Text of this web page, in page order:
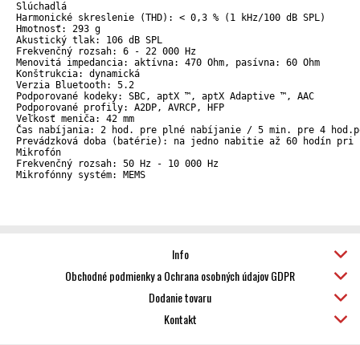
Slúchadlá
Harmonické skreslenie (THD): < 0,3 % (1 kHz/100 dB SPL)
Hmotnosť: 293 g
Akustický tlak: 106 dB SPL
Frekvenčný rozsah: 6 - 22 000 Hz
Menovitá impedancia: aktívna: 470 Ohm, pasívna: 60 Ohm
Konštrukcia: dynamická
Verzia Bluetooth: 5.2
Podporované kodeky: SBC, aptX ™, aptX Adaptive ™, AAC
Podporované profily: A2DP, AVRCP, HFP
Veľkosť meniča: 42 mm
Čas nabíjania: 2 hod. pre plné nabíjanie / 5 min. pre 4
Prevádzková doba (batérie): na jedno nabitie až 60 hodín pri
Mikrofón
Frekvenčný rozsah: 50 Hz - 10 000 Hz
Mikrofónny systém: MEMS
Info
Obchodné podmienky a Ochrana osobných údajov GDPR
Dodanie tovaru
Kontakt